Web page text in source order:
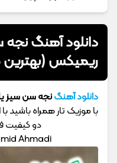
دانلود آهنگ
ریمیکس
دانلود آهنگنجه سن سیز
با موزیک تار همراه
دو کیفیت فوق
San Siz Music BY Hamid Ahmadi